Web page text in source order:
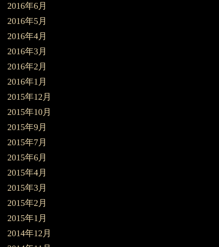
2016年6月
2016年5月
2016年4月
2016年3月
2016年2月
2016年1月
2015年12月
2015年10月
2015年9月
2015年7月
2015年6月
2015年4月
2015年3月
2015年2月
2015年1月
2014年12月